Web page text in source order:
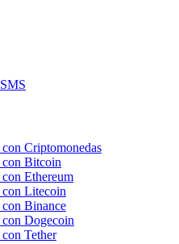
Criptomonedas
con Bitcoin
Ethereum
con Litecoin
Binance
Dogecoin
Tether